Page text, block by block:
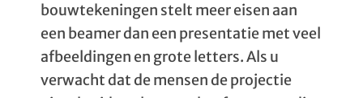
bouwtekeningen stelt meer eisen aan
een beamer dan een presentatie met veel
afbeeldingen en grote letters. Als u
verwacht dat de mensen de projectie